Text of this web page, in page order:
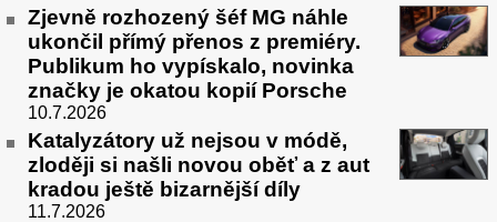
Zjevně rozhozený šéf MG náhle
ukončil přímý přenos z premiéry.
Publikum ho vypískalo, novinka
značky je okatou kopií Porsche
10.7.2026
Katalyzátory už nejsou v módě,
zloději si našli novou oběť a z aut
kradou ještě bizarnější díly
11.7.2026